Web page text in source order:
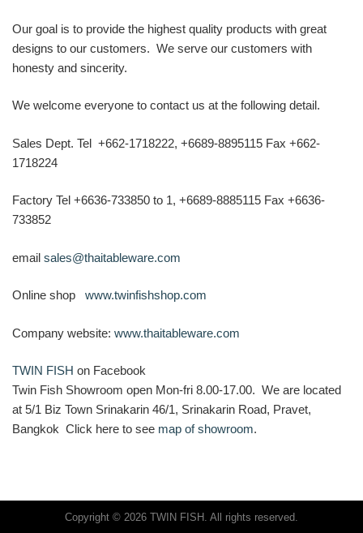
Our goal is to provide the highest quality products with great
designs to our customers. We serve our customers with
honesty and sincerity.
We welcome everyone to contact us at the following detail.
Sales Dept. Tel +662-1718222, +6689-8895115 Fax +662-
1718224
Factory Tel +6636-733850 to 1, +6689-8885115 Fax +6636-
733852
email sales@thaitableware.com
Online shop www.twinfishshop.com
Company website: www.thaitableware.com
TWIN FISH on Facebook
Twin Fish Showroom open Mon-fri 8.00-17.00. We are located
at 5/1 Biz Town Srinakarin 46/1, Srinakarin Road, Pravet,
Bangkok Click here to see map of showroom.
Copyright © 2026 TWIN FISH. All rights reserved.